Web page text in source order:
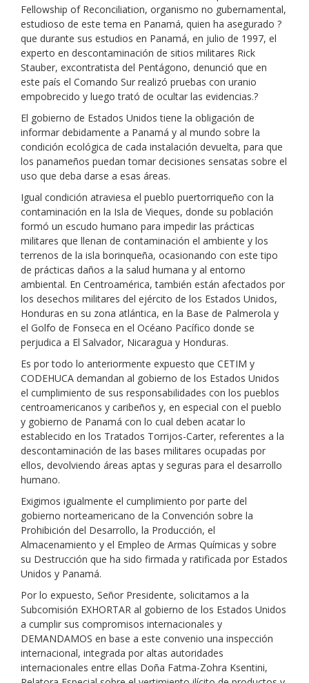
Fellowship of Reconciliation, organismo no gubernamental,
estudioso de este tema en Panamá, quien ha asegurado ?
que durante sus estudios en Panamá, en julio de 1997, el
experto en descontaminación de sitios militares Rick
Stauber, excontratista del Pentágono, denunció que en
este país el Comando Sur realizó pruebas con uranio
empobrecido y luego trató de ocultar las evidencias.?
El gobierno de Estados Unidos tiene la obligación de
informar debidamente a Panamá y al mundo sobre la
condición ecológica de cada instalación devuelta, para que
los panameños puedan tomar decisiones sensatas sobre el
uso que deba darse a esas áreas.
Igual condición atraviesa el pueblo puertorriqueño con la
contaminación en la Isla de Vieques, donde su población
formó un escudo humano para impedir las prácticas
militares que llenan de contaminación el ambiente y los
terrenos de la isla borinqueña, ocasionando con este tipo
de prácticas daños a la salud humana y al entorno
ambiental. En Centroamérica, también están afectados por
los desechos militares del ejército de los Estados Unidos,
Honduras en su zona atlántica, en la Base de Palmerola y
el Golfo de Fonseca en el Océano Pacífico donde se
perjudica a El Salvador, Nicaragua y Honduras.
Es por todo lo anteriormente expuesto que CETIM y
CODEHUCA demandan al gobierno de los Estados Unidos
el cumplimiento de sus responsabilidades con los pueblos
centroamericanos y caribeños y, en especial con el pueblo
y gobierno de Panamá con lo cual deben acatar lo
establecido en los Tratados Torrijos-Carter, referentes a la
descontaminación de las bases militares ocupadas por
ellos, devolviendo áreas aptas y seguras para el desarrollo
humano.
Exigimos igualmente el cumplimiento por parte del
gobierno norteamericano de la Convención sobre la
Prohibición del Desarrollo, la Producción, el
Almacenamiento y el Empleo de Armas Químicas y sobre
su Destrucción que ha sido firmada y ratificada por Estados
Unidos y Panamá.
Por lo expuesto, Señor Presidente, solicitamos a la
Subcomisión EXHORTAR al gobierno de los Estados Unidos
a cumplir sus compromisos internacionales y
DEMANDAMOS en base a este convenio una inspección
internacional, integrada por altas autoridades
internacionales entre ellas Doña Fatma-Zohra Ksentini,